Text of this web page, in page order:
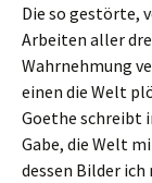
Die so gestörte,
Arbeiten aller
Wahrnehmung
einen die Welt
Goethe schreibt
Gabe, die Welt
dessen Bilder